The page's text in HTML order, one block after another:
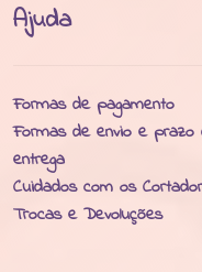
Ajuda
Formas de pagamento
Formas de envio e prazo
entrega
Cuidados com os
Trocas e Devoluções